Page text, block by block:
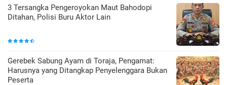
3 Tersangka Pengeroyokan Maut Bahodopi
Ditahan, Polisi Buru Aktor Lain
Gerebek Sabung Ayam di Toraja, Pengamat:
Harusnya yang Ditangkap Penyelenggara Bukan
Peserta